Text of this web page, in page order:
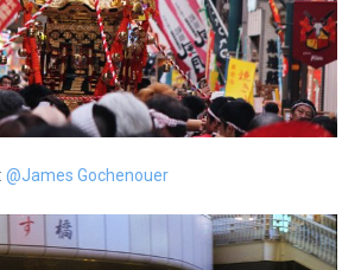
@James Gochenouer